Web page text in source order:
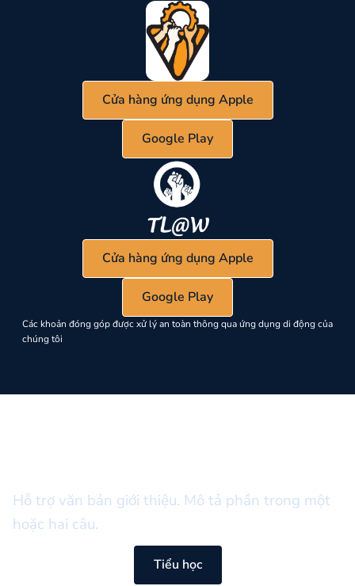
Cửa hàng ứng dụng Apple
Google Play
Cửa hàng ứng dụng Apple
Google Play
Các khoản đóng góp được xử lý an toàn thông qua ứng dụng di động của
chúng tôi
Hỗ trợ văn bản giới thiệu. Mô tả phần trong một
hoặc hai câu.
Tiểu học